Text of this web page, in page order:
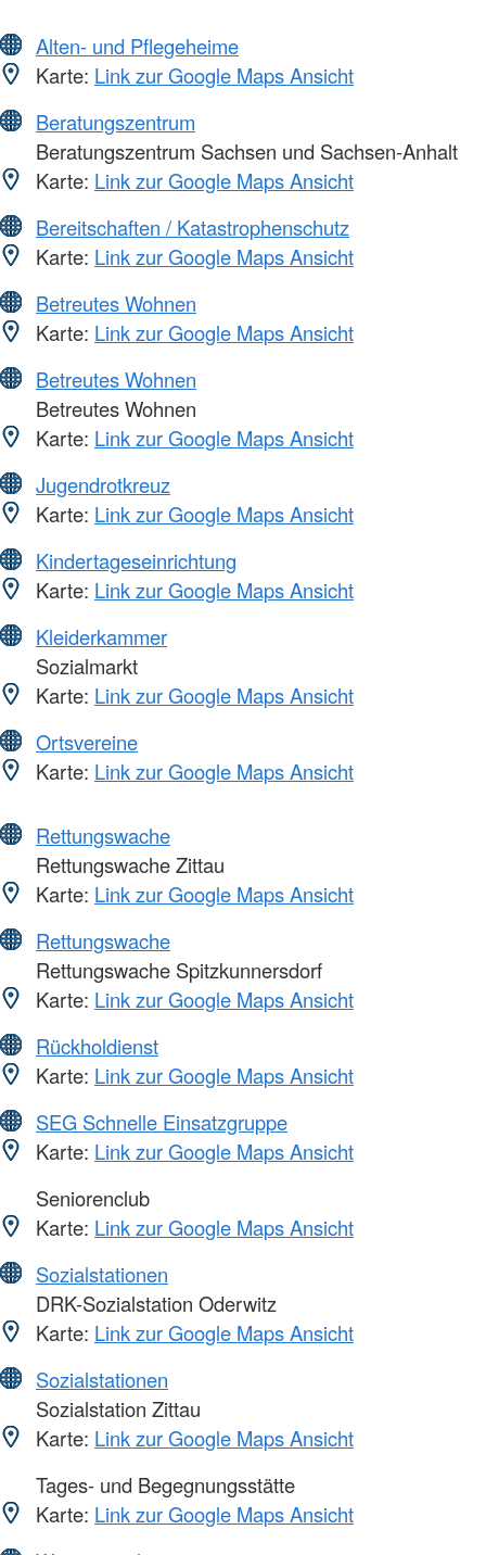
Alten- und Pflegeheime
Karte: Link zur Google Maps Ansicht
Beratungszentrum
Beratungszentrum Sachsen und Sachsen-Anhalt
Karte: Link zur Google Maps Ansicht
Bereitschaften / Katastrophenschutz
Karte: Link zur Google Maps Ansicht
Betreutes Wohnen
Karte: Link zur Google Maps Ansicht
Betreutes Wohnen
Betreutes Wohnen
Karte: Link zur Google Maps Ansicht
Jugendrotkreuz
Karte: Link zur Google Maps Ansicht
Kindertageseinrichtung
Karte: Link zur Google Maps Ansicht
Kleiderkammer
Sozialmarkt
Karte: Link zur Google Maps Ansicht
Ortsvereine
Karte: Link zur Google Maps Ansicht
Rettungswache
Rettungswache Zittau
Karte: Link zur Google Maps Ansicht
Rettungswache
Rettungswache Spitzkunnersdorf
Karte: Link zur Google Maps Ansicht
Rückholdienst
Karte: Link zur Google Maps Ansicht
SEG Schnelle Einsatzgruppe
Karte: Link zur Google Maps Ansicht
Seniorenclub
Karte: Link zur Google Maps Ansicht
Sozialstationen
DRK-Sozialstation Oderwitz
Karte: Link zur Google Maps Ansicht
Sozialstationen
Sozialstation Zittau
Karte: Link zur Google Maps Ansicht
Tages- und Begegnungsstätte
Karte: Link zur Google Maps Ansicht